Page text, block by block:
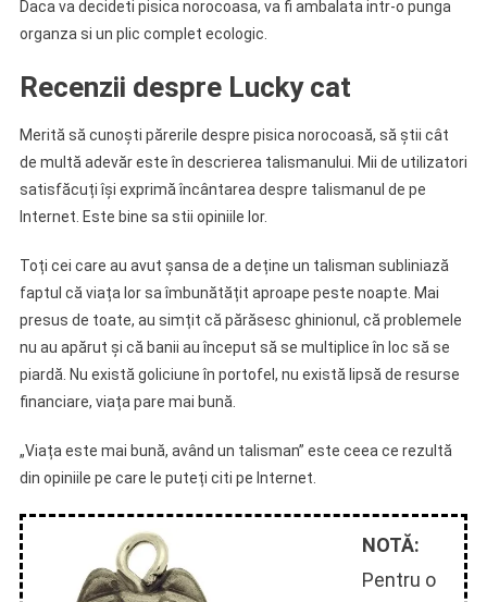
Daca va decideti pisica norocoasa, va fi ambalata intr-o punga
organza si un plic complet ecologic.
Recenzii despre Lucky cat
Merită să cunoști părerile despre pisica norocoasă, să știi cât
de multă adevăr este în descrierea talismanului. Mii de utilizatori
satisfăcuți își exprimă încântarea despre talismanul de pe
Internet. Este bine sa stii opiniile lor.
Toți cei care au avut șansa de a deține un talisman subliniază
faptul că viața lor sa îmbunătățit aproape peste noapte. Mai
presus de toate, au simțit că părăsesc ghinionul, că problemele
nu au apărut și că banii au început să se multiplice în loc să se
piardă. Nu există goliciune în portofel, nu există lipsă de resurse
financiare, viața pare mai bună.
„Viața este mai bună, având un talisman” este ceea ce rezultă
din opiniile pe care le puteți citi pe Internet.
NOTĂ:
Pentru o